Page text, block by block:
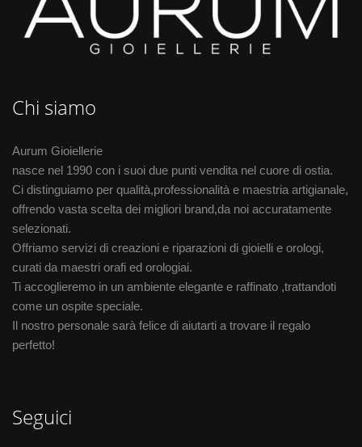
Chi siamo
Aurum Gioiellerie
nasce nel 1990 con i suoi due punti vendita nel cuore di ostia.
Ci distinguiamo per qualità,professionalità e maestria artigianale,
offrendo vasta scelta dei migliori brand,da noi accuratamente
selezionati.
Offriamo servizi di creazioni e riparazioni di gioielli e orologi,
curati da maestri orafi ed orologiai.
Ti accoglieremo in un ambiente elegante e raffinato ,trattandoti
come un ospite speciale.
Il nostro personale sarà felice di aiutarti a trovare il regalo
perfetto!
Seguici